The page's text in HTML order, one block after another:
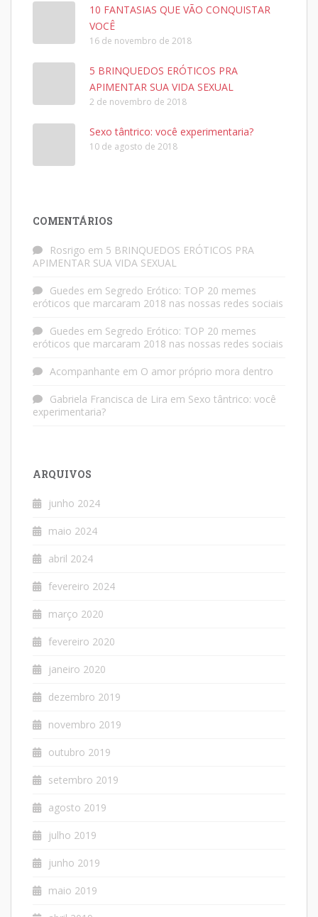
10 FANTASIAS QUE VÃO CONQUISTAR
VOCÊ
16 de novembro de 2018
5 BRINQUEDOS ERÓTICOS PRA
APIMENTAR SUA VIDA SEXUAL
2 de novembro de 2018
Sexo tântrico: você experimentaria?
10 de agosto de 2018
COMENTÁRIOS
Rosrigo em 5 BRINQUEDOS ERÓTICOS PRA
APIMENTAR SUA VIDA SEXUAL
Guedes em Segredo Erótico: TOP 20 memes
eróticos que marcaram 2018 nas nossas redes sociais
Guedes em Segredo Erótico: TOP 20 memes
eróticos que marcaram 2018 nas nossas redes sociais
Acompanhante em O amor próprio mora dentro
Gabriela Francisca de Lira em Sexo tântrico: você
experimentaria?
ARQUIVOS
junho 2024
maio 2024
abril 2024
fevereiro 2024
março 2020
fevereiro 2020
janeiro 2020
dezembro 2019
novembro 2019
outubro 2019
setembro 2019
agosto 2019
julho 2019
junho 2019
maio 2019